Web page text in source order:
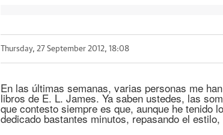
Thursday, 27 September 2012, 18:08
En las últimas semanas, varias personas me
libros de E. L. James. Ya saben ustedes, las
que contesto siempre es que, aunque he tenido
dedicado bastantes minutos, repasando el